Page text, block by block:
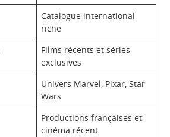
Catalogue international
riche
Films récents et séries
exclusives
Univers Marvel, Pixar, Star
Wars
Productions françaises et
cinéma récent